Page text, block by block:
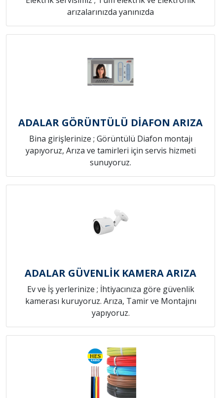
arızalarınızda yanınızda
ADALAR GÖRÜNTÜLÜ DİAFON ARIZA
Bina girişlerinize ; Görüntülü Diafon montajı
yapıyoruz, Arıza ve tamirleri için servis hizmeti
sunuyoruz.
ADALAR GÜVENLİK KAMERA ARIZA
Ev ve İş yerlerinize ; İhtiyacınıza göre güvenlik
kamerası kuruyoruz. Arıza, Tamir ve Montajını
yapıyoruz.